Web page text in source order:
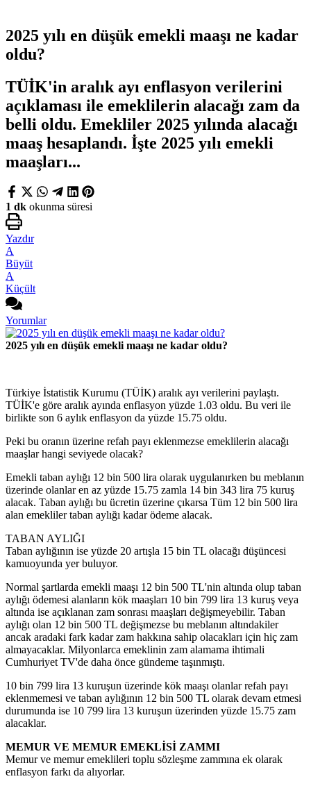
2025 yılı en düşük emekli maaşı ne kadar
oldu?
TÜİK'in aralık ayı enflasyon verilerini
açıklaması ile emeklilerin alacağı zam da
belli oldu. Emekliler 2025 yılında alacağı
maaş hesaplandı. İşte 2025 yılı emekli
maaşları...
1 dk okunma süresi
Yazdır
A
Büyüt
A
Küçült
Yorumlar
2025 yılı en düşük emekli maaşı ne kadar oldu?
Türkiye İstatistik Kurumu (TÜİK) aralık ayı verilerini paylaştı.
TÜİK'e göre aralık ayında enflasyon yüzde 1.03 oldu. Bu veri ile
birlikte son 6 aylık enflasyon da yüzde 15.75 oldu.
Peki bu oranın üzerine refah payı eklenmezse emeklilerin alacağı
maaşlar hangi seviyede olacak?
Emekli taban aylığı 12 bin 500 lira olarak uygulanırken bu meblanın
üzerinde olanlar en az yüzde 15.75 zamla 14 bin 343 lira 75 kuruş
alacak. Taban aylığı bu ücretin üzerine çıkarsa Tüm 12 bin 500 lira
alan emekliler taban aylığı kadar ödeme alacak.
TABAN AYLIĞI
Taban aylığının ise yüzde 20 artışla 15 bin TL olacağı düşüncesi
kamuoyunda yer buluyor.
Normal şartlarda emekli maaşı 12 bin 500 TL'nin altında olup taban
aylığı ödemesi alanların kök maaşları 10 bin 799 lira 13 kuruş veya
altında ise açıklanan zam sonrası maaşları değişmeyebilir. Taban
aylığı olan 12 bin 500 TL değişmezse bu meblanın altındakiler
ancak aradaki fark kadar zam hakkına sahip olacakları için hiç zam
almayacaklar. Milyonlarca emeklinin zam alamama ihtimali
Cumhuriyet TV'de daha önce gündeme taşınmıştı.
10 bin 799 lira 13 kuruşun üzerinde kök maaşı olanlar refah payı
eklenmemesi ve taban aylığının 12 bin 500 TL olarak devam etmesi
durumunda ise 10 799 lira 13 kuruşun üzerinden yüzde 15.75 zam
alacaklar.
MEMUR VE MEMUR EMEKLİSİ ZAMMI
Memur ve memur emeklileri toplu sözleşme zammına ek olarak
enflasyon farkı da alıyorlar.